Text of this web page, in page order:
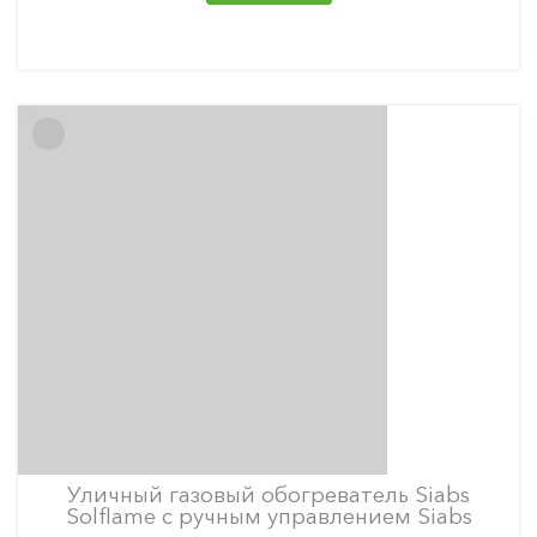
Уличный газовый обогреватель Siabs
Solflame с ручным управлением Siabs